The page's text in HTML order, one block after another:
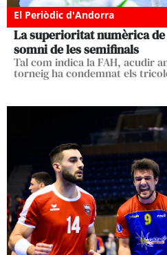
El Periòdic d'Andorra
La superioritat numèrica de
somni de les semifinals
Tal com indica la FAH, acudir
torneig ha condemnat els